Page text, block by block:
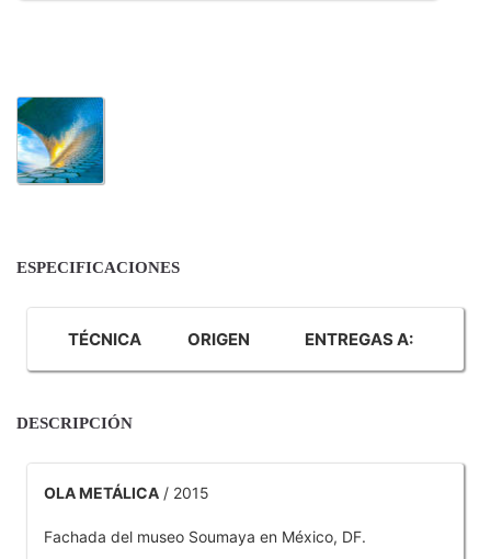
ESPECIFICACIONES
TÉCNICA ORIGEN ENTREGAS A:
DESCRIPCIÓN
OLA METÁLICA / 2015
Fachada del museo Soumaya en México, DF.